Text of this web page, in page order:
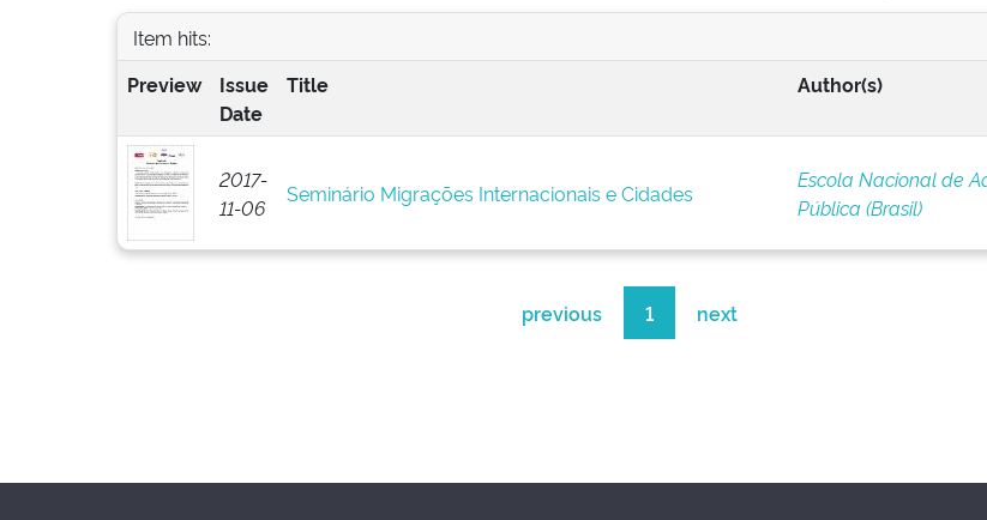
Item hits:
Preview
Issue
Date
Title Author(s)
2017-
11-06
Seminário Migrações Internacionais e Cidades
Escola Nacional de
Pública (Brasil)
previous 1 next